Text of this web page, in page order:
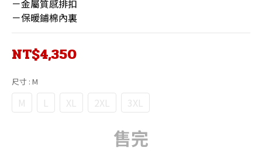
－金屬質感排扣
－保暖鋪棉內裏
NT$4,350
尺寸 : M
M L XL 2XL 3XL
售完